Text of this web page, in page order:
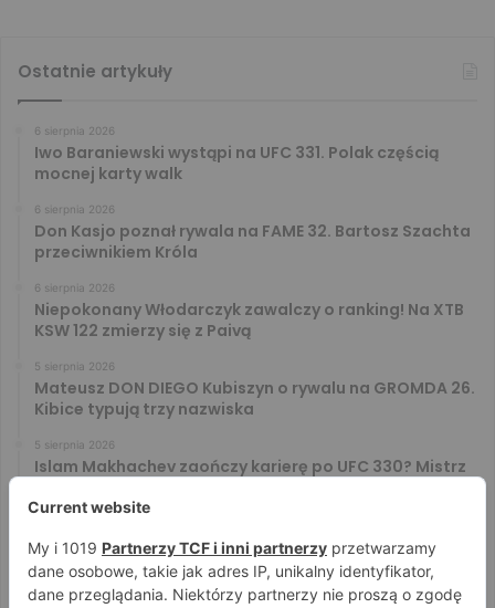
Ostatnie artykuły
6 sierpnia 2026
Iwo Baraniewski wystąpi na UFC 331. Polak częścią
mocnej karty walk
6 sierpnia 2026
Don Kasjo poznał rywala na FAME 32. Bartosz Szachta
przeciwnikiem Króla
6 sierpnia 2026
Niepokonany Włodarczyk zawalczy o ranking! Na XTB
KSW 122 zmierzy się z Paivą
5 sierpnia 2026
Mateusz DON DIEGO Kubiszyn o rywalu na GROMDA 26.
Kibice typują trzy nazwiska
5 sierpnia 2026
Islam Makhachev zaończy karierę po UFC 330? Mistrz
Tańcula nie gryzł się w język. Wymowna sugestia o
zachowaniu Jacka Murańskiego [VIDEO]
4 sierpnia 2026